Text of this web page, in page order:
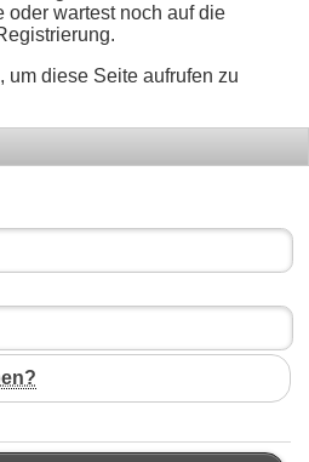
oder wartest noch auf die
um diese Seite aufrufen zu